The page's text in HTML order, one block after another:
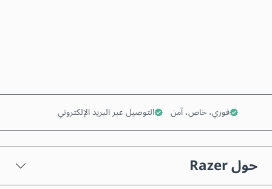
فوري، خاص، آمن التوصيل عبر البريد الإلكتروني
حول Razer